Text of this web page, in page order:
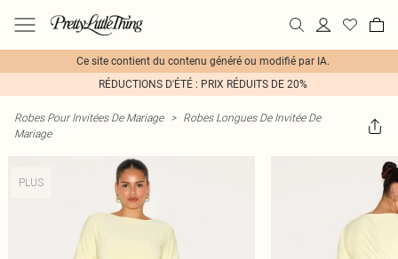
Ce site contient du contenu généré ou modifié par IA.
RÉDUCTIONS D'ÉTÉ : PRIX RÉDUITS DE 20%
Robes Pour Invitées De Mariage > Robes Longues De Invitée De
Mariage
PLUS